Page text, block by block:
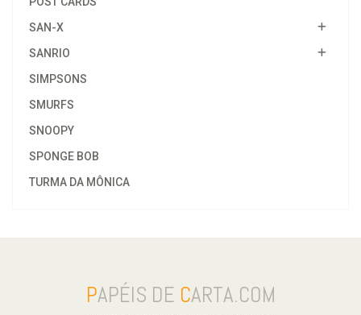
SAN-X
SANRIO
SIMPSONS
SMURFS
SNOOPY
SPONGE BOB
TURMA DA MÔNICA
PAPÉIS DE CARTA.COM